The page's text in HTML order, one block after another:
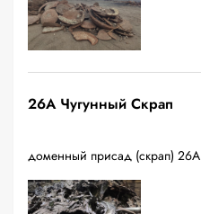
26A Чугунный Скрап
доменный присад (скрап) 26А